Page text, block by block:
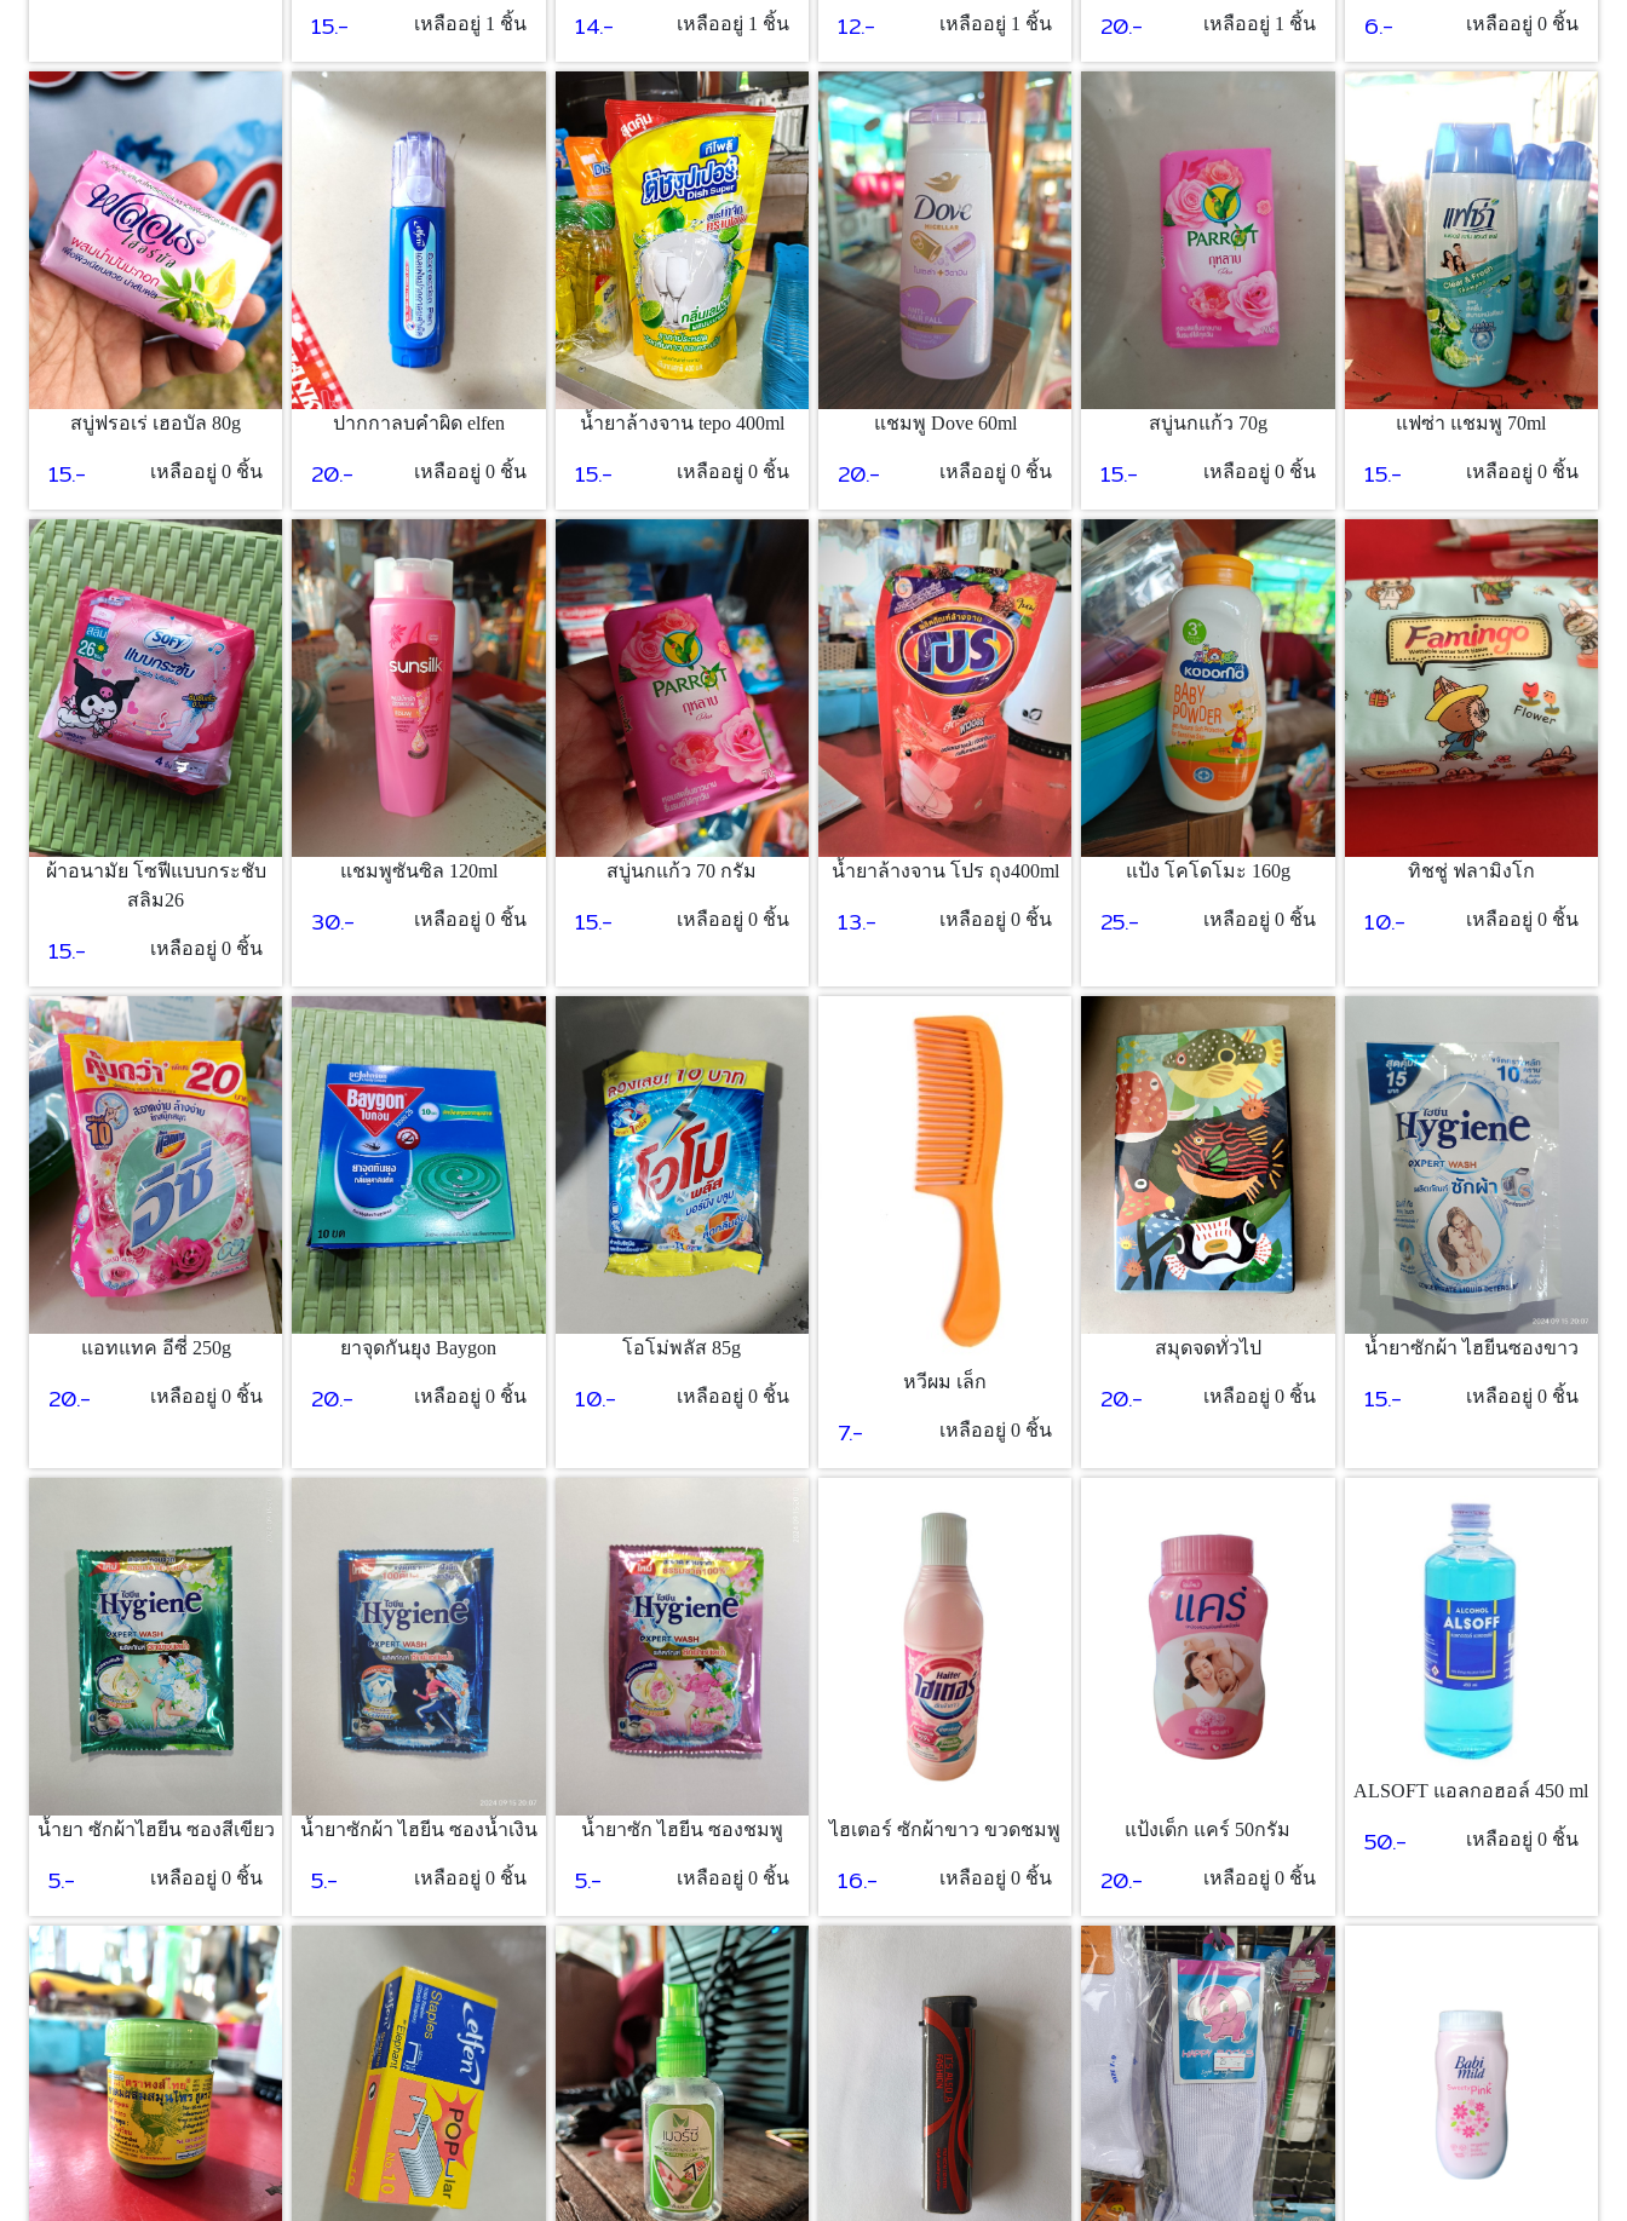
15.- เหลืออยู่ 1 ชิ้น 14.- เหลืออยู่ 1 ชิ้น 12.- เหลืออยู่ 1 ชิ้น 20.- เหลืออยู่ 1 ชิ้น 6.- เหลืออยู่ 0 ชิ้น
สบู่ฟรอเร่ เฮอบัล 80g
15.- เหลืออยู่ 0 ชิ้น
ปากกาลบคำผิด elfen
20.- เหลืออยู่ 0 ชิ้น
น้ำยาล้างจาน tepo 400ml
15.- เหลืออยู่ 0 ชิ้น
แชมพู Dove 60ml
20.- เหลืออยู่ 0 ชิ้น
สบู่นกแก้ว 70g
15.- เหลืออยู่ 0 ชิ้น
แฟซ่า แชมพู 70ml
15.- เหลืออยู่ 0 ชิ้น
ผ้าอนามัย โซฟีแบบกระชับ
สลิม26
15.- เหลืออยู่ 0 ชิ้น
แชมพูซันซิล 120ml
30.- เหลืออยู่ 0 ชิ้น
สบู่นกแก้ว 70 กรัม
15.- เหลืออยู่ 0 ชิ้น
น้ำยาล้างจาน โปร ถุง400ml
13.- เหลืออยู่ 0 ชิ้น
แป้ง โคโดโมะ 160g
25.- เหลืออยู่ 0 ชิ้น
ทิชชู่ ฟลามิงโก
10.- เหลืออยู่ 0 ชิ้น
แอทแทค อีซี่ 250g
20.- เหลืออยู่ 0 ชิ้น
ยาจุดกันยุง Baygon
20.- เหลืออยู่ 0 ชิ้น
โอโม่พลัส 85g
10.- เหลืออยู่ 0 ชิ้น
หวีผม เล็ก
7.- เหลืออยู่ 0 ชิ้น
สมุดจดทั่วไป
20.- เหลืออยู่ 0 ชิ้น
น้ำยาซักผ้า ไฮยีนซองขาว
15.- เหลืออยู่ 0 ชิ้น
น้ำยา ซักผ้าไฮยีน ซองสีเขียว
5.- เหลืออยู่ 0 ชิ้น
น้ำยาซักผ้า ไฮยีน ซองน้ำเงิน
5.- เหลืออยู่ 0 ชิ้น
น้ำยาซัก ไฮยีน ซองชมพู
5.- เหลืออยู่ 0 ชิ้น
ไฮเตอร์ ซักผ้าขาว ขวดชมพู
16.- เหลืออยู่ 0 ชิ้น
แป้งเด็ก แคร์ 50กรัม
20.- เหลืออยู่ 0 ชิ้น
ALSOFT แอลกอฮอล์ 450 ml
50.- เหลืออยู่ 0 ชิ้น